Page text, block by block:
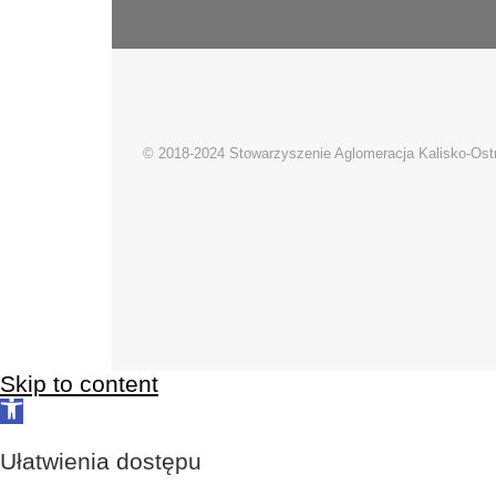
© 2018-2024 Stowarzyszenie Aglomeracja Kalisko-
Skip to content
Open
Ułatwienia dostępu